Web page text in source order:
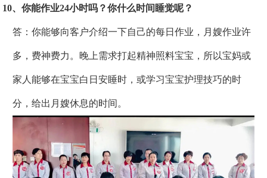
10、你能作业24小时吗？你什么时间睡觉呢？
答：你能够向客户介绍一下自己的每日作业，月嫂作业许
多，费神费力。晚上需求打起精神照料宝宝，所以宝妈或
家人能够在宝宝白日安睡时，或学习宝宝护理技巧的时
分，给出月嫂休息的时间。